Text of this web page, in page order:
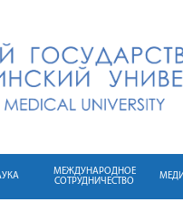
МЕЖДУНАРОДНОЕ
СОТРУДНИЧЕСТВО